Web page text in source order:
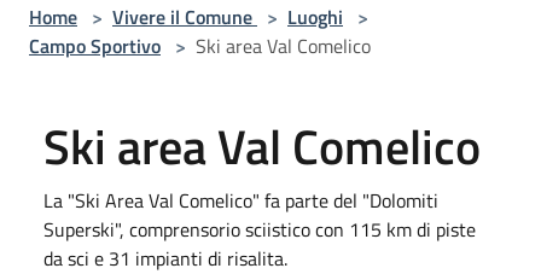
Home > Vivere il Comune > Luoghi >
Campo Sportivo > Ski area Val Comelico
Ski area Val Comelico
La "Ski Area Val Comelico" fa parte del "Dolomiti
Superski", comprensorio sciistico con 115 km di piste
da sci e 31 impianti di risalita.